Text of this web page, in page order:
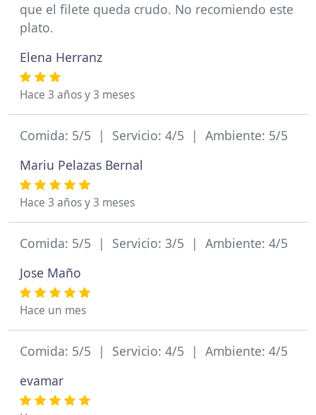
que el filete queda crudo. No recomiendo este
plato.
Elena Herranz
Hace 3 años y 3 meses
Comida: 5/5 | Servicio: 4/5 | Ambiente: 5/5
Mariu Pelazas Bernal
Hace 3 años y 3 meses
Comida: 5/5 | Servicio: 3/5 | Ambiente: 4/5
Jose Maño
Hace un mes
Comida: 5/5 | Servicio: 4/5 | Ambiente: 4/5
evamar